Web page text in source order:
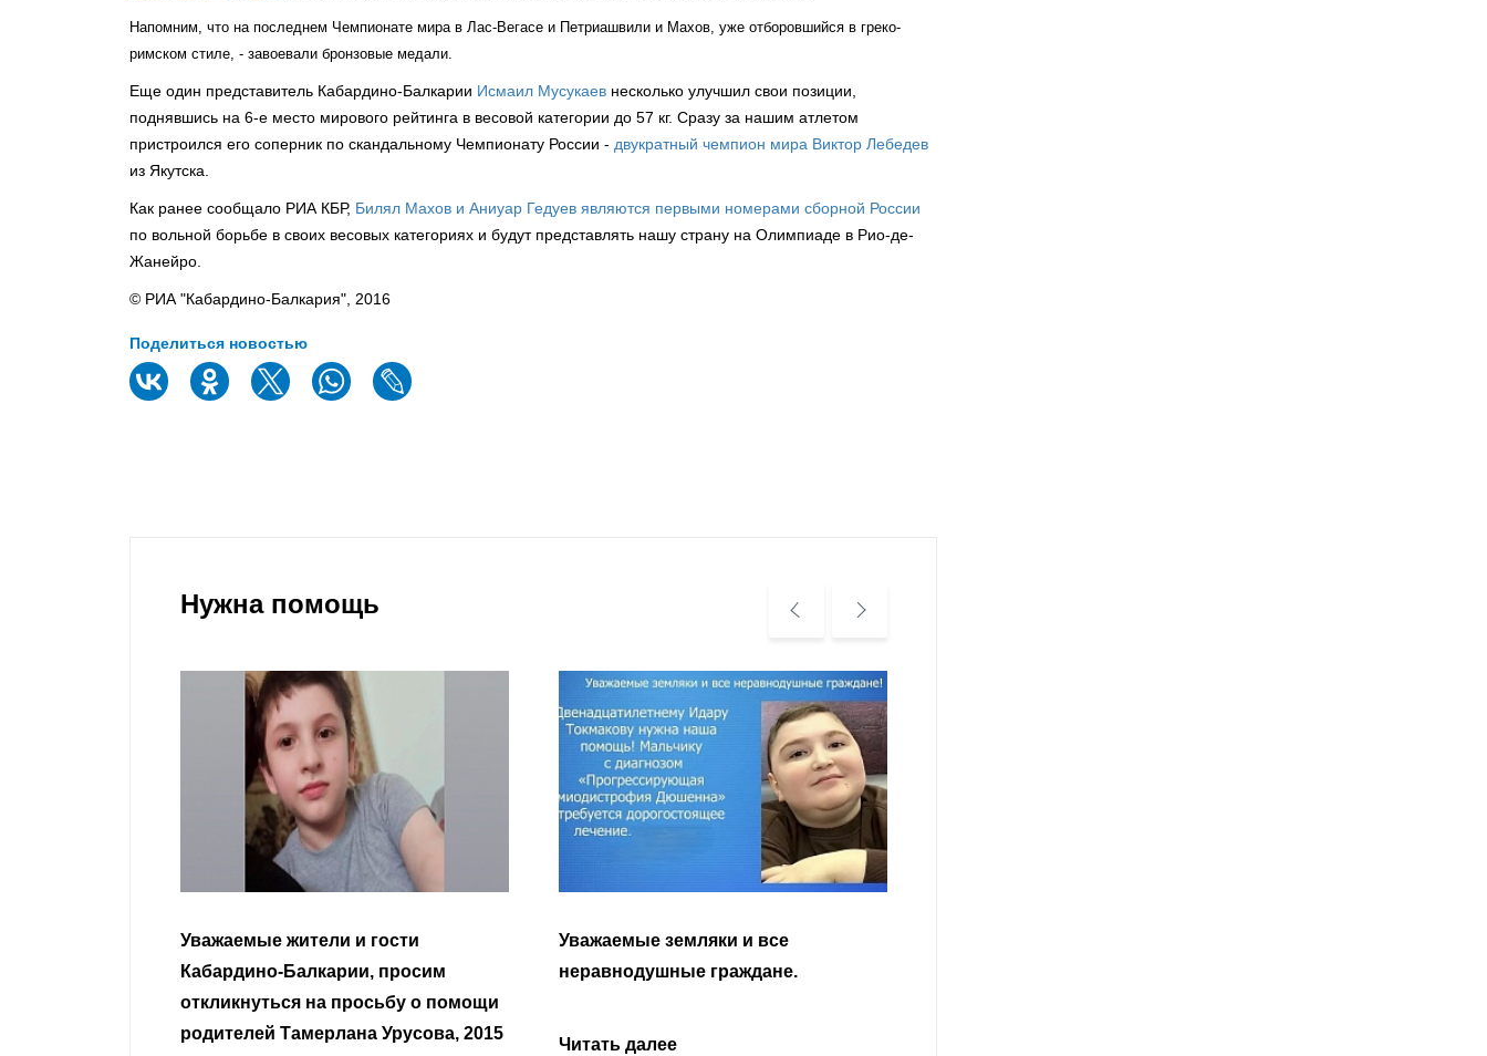
Напомним, что на последнем Чемпионате мира в Лас-Вегасе и Петриашвили и Махов, уже отборовшийся в греко-
римском стиле, - завоевали бронзовые медали.
Еще один представитель Кабардино-Балкарии Исмаил Мусукаев несколько улучшил свои позиции,
поднявшись на 6-е место мирового рейтинга в весовой категории до 57 кг. Сразу за нашим атлетом
пристроился его соперник по скандальному Чемпионату России - двукратный чемпион мира Виктор Лебедев
из Якутска.
Как ранее сообщало РИА КБР, Билял Махов и Аниуар Гедуев являются первыми номерами сборной России
по вольной борьбе в своих весовых категориях и будут представлять нашу страну на Олимпиаде в Рио-де-
Жанейро.
© РИА "Кабардино-Балкария", 2016
Поделиться новостью
Нужна помощь
Уважаемые земляки и все
неравнодушные граждане.
Читать далее
Читать далее